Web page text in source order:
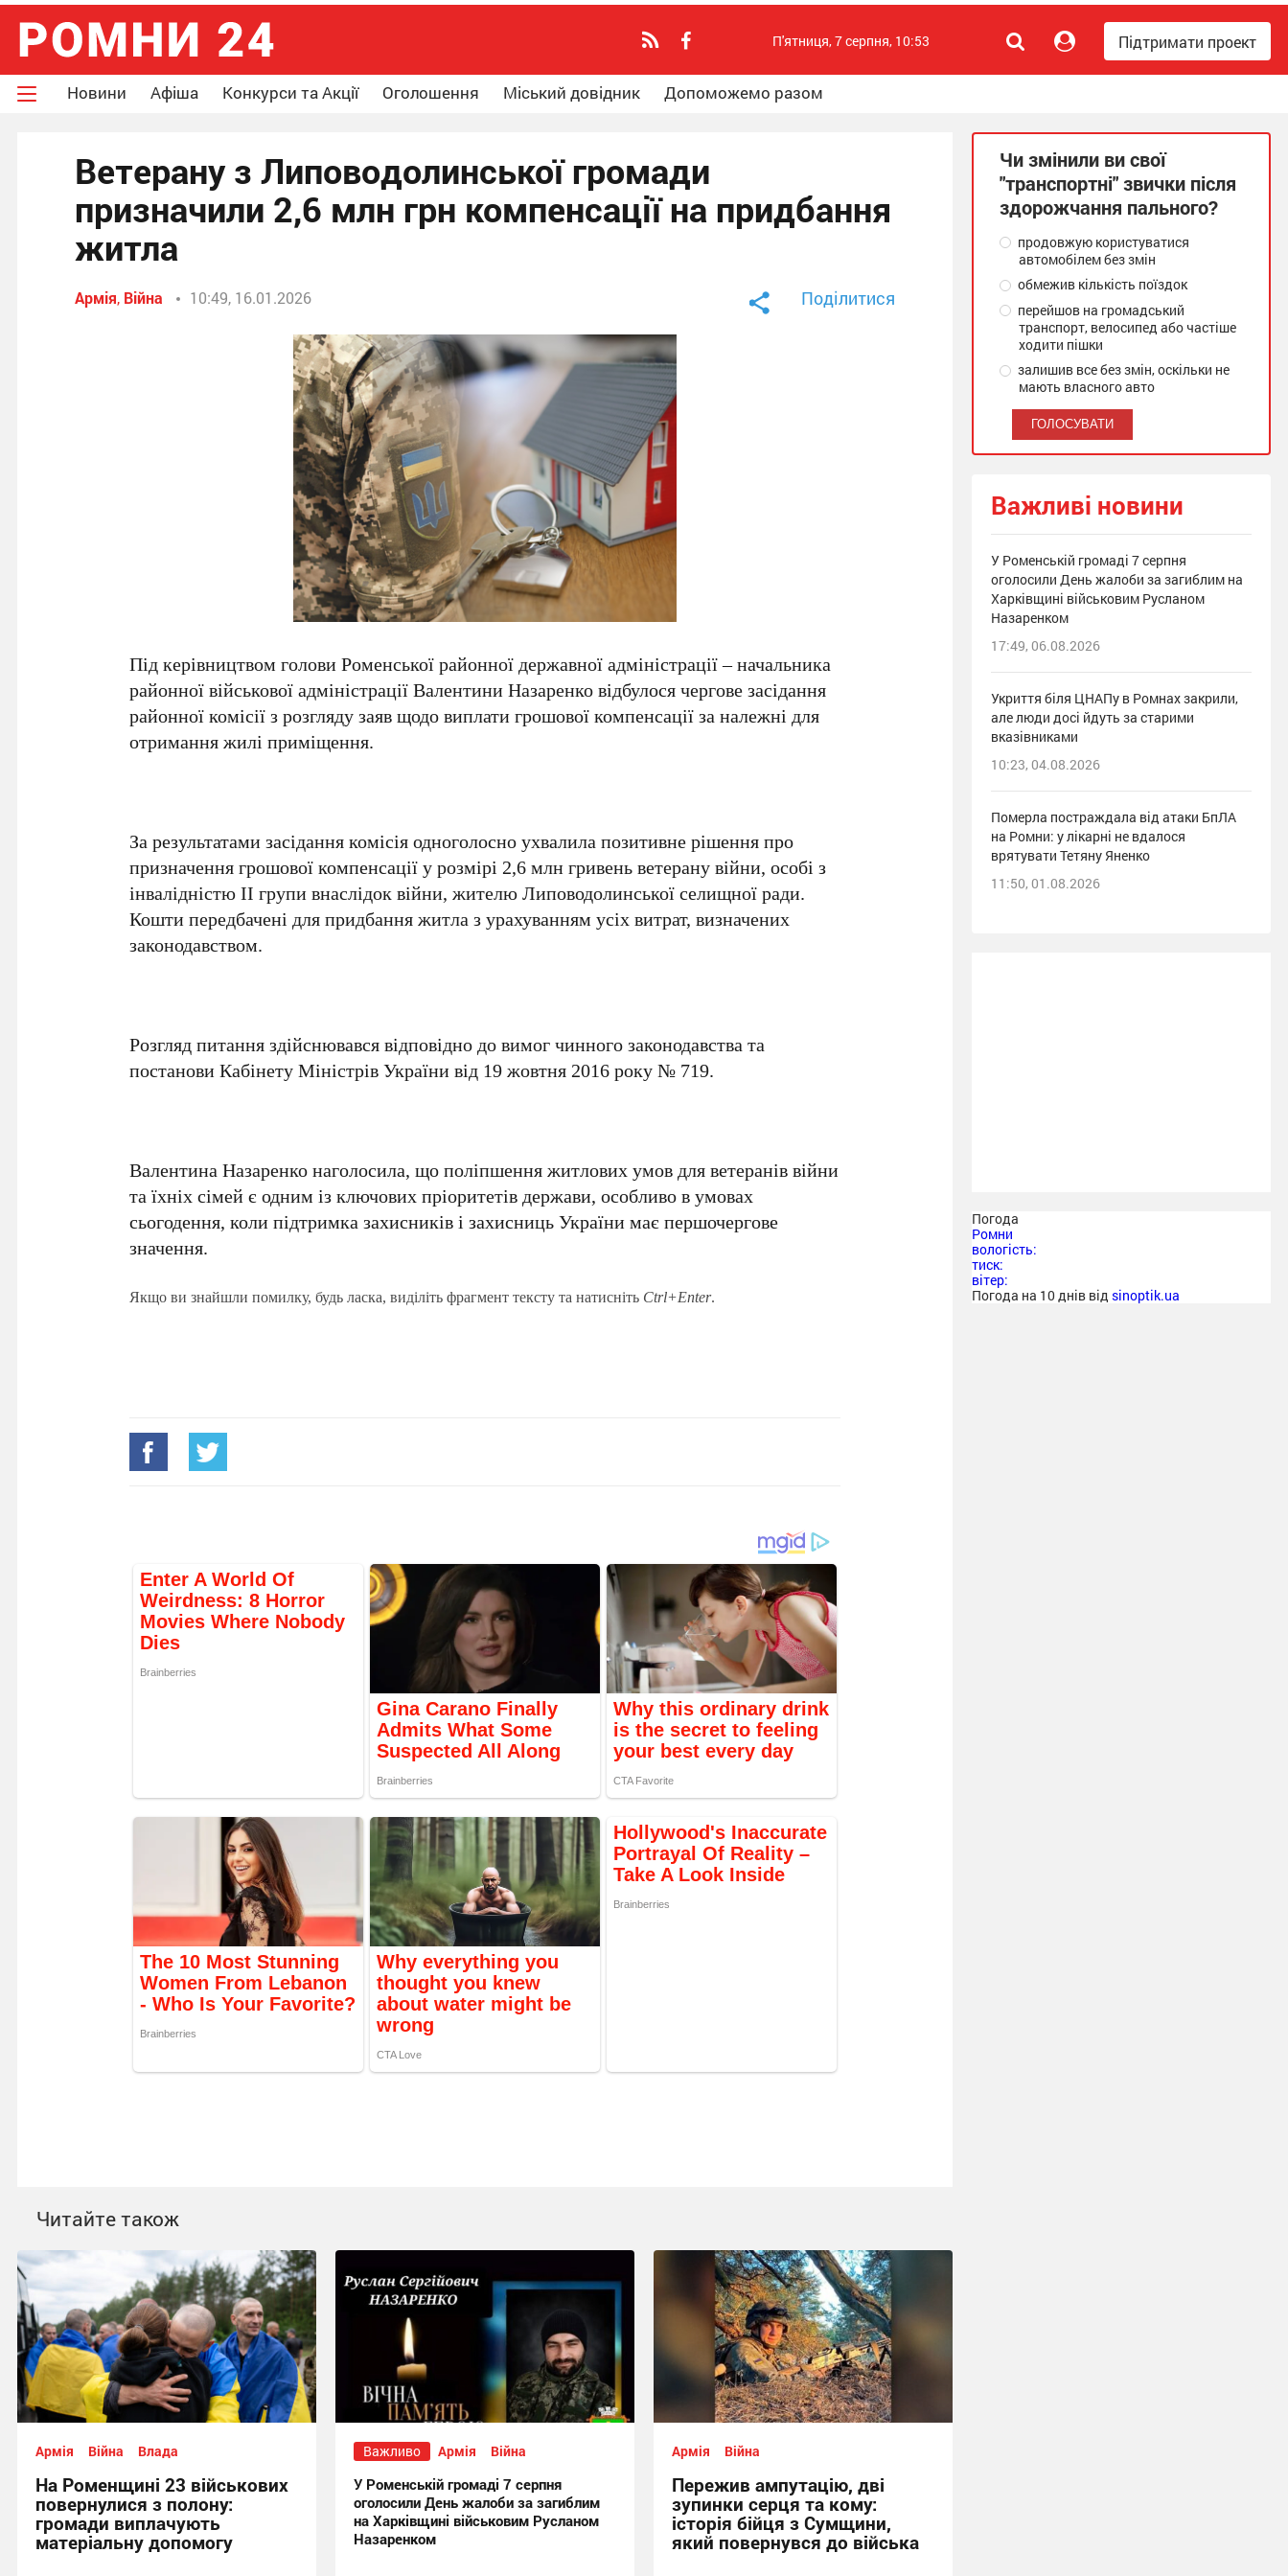
Підтримати проект
П'ятниця, 7 серпня, 10:53
Новини Афіша Конкурси та Акції Оголошення Міський довідник Допоможемо разом
Ветерану з Липоводолинської громади
призначили 2,6 млн грн компенсації на придбання
житла
Армія, Війна 10:49, 16.01.2026 Поділитися
Під керівництвом голови Роменської районної державної адміністрації – начальника
районної військової адміністрації Валентини Назаренко відбулося чергове засідання
районної комісії з розгляду заяв щодо виплати грошової компенсації за належні для
отримання жилі приміщення.
За результатами засідання комісія одноголосно ухвалила позитивне рішення про
призначення грошової компенсації у розмірі 2,6 млн гривень ветерану війни, особі з
інвалідністю ІІ групи внаслідок війни, жителю Липоводолинської селищної ради.
Кошти передбачені для придбання житла з урахуванням усіх витрат, визначених
законодавством.
Розгляд питання здійснювався відповідно до вимог чинного законодавства та
постанови Кабінету Міністрів України від 19 жовтня 2016 року № 719.
Валентина Назаренко наголосила, що поліпшення житлових умов для ветеранів війни
та їхніх сімей є одним із ключових пріоритетів держави, особливо в умовах
сьогодення, коли підтримка захисників і захисниць України має першочергове
значення.
Якщо ви знайшли помилку, будь ласка, виділіть фрагмент тексту та натисніть Ctrl+Enter.
Читайте також
Армія Війна Влада
На Роменщині 23 військових
повернулися з полону:
громади виплачують
матеріальну допомогу
Важливо Армія Війна
У Роменській громаді 7 серпня
оголосили День жалоби за загиблим
на Харківщині військовим Русланом
Назаренком
Армія Війна
Пережив ампутацію, дві
зупинки серця та кому:
історія бійця з Сумщини,
який повернувся до війська
Чи змінили ви свої
"транспортні" звички після
здорожчання пального?
продовжую користуватися
автомобілем без змін
обмежив кількість поїздок
перейшов на громадський
транспорт, велосипед або частіше
ходити пішки
залишив все без змін, оскільки не
мають власного авто
Важливі новини
У Роменській громаді 7 серпня
оголосили День жалоби за загиблим на
Харківщині військовим Русланом
Назаренком
17:49, 06.08.2026
Укриття біля ЦНАПу в Ромнах закрили,
але люди досі йдуть за старими
вказівниками
10:23, 04.08.2026
Померла постраждала від атаки БпЛА
на Ромни: у лікарні не вдалося
врятувати Тетяну Яненко
11:50, 01.08.2026
Погода
Ромни
вологість:
тиск:
вітер:
Погода на 10 днів від sinoptik.ua